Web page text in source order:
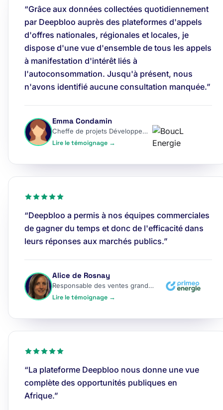
“Grâce aux données collectées quotidiennement
par Deepbloo auprès des plateformes d'appels
d'offres nationales, régionales et locales, je
dispose d'une vue d'ensemble de tous les appels
à manifestation d'intérêt liés à
l'autoconsommation. Jusqu'à présent, nous
n'avons identifié aucune consultation manquée.”
Emma Condamin
Cheffe de projets Développement
Lire le témoignage →
“Deepbloo a permis à nos équipes commerciales
de gagner du temps et donc de l'efficacité dans
leurs réponses aux marchés publics.”
Alice de Rosnay
Responsable des ventes grands comptes
Lire le témoignage →
“La plateforme Deepbloo nous donne une vue
complète des opportunités publiques en
Afrique.”